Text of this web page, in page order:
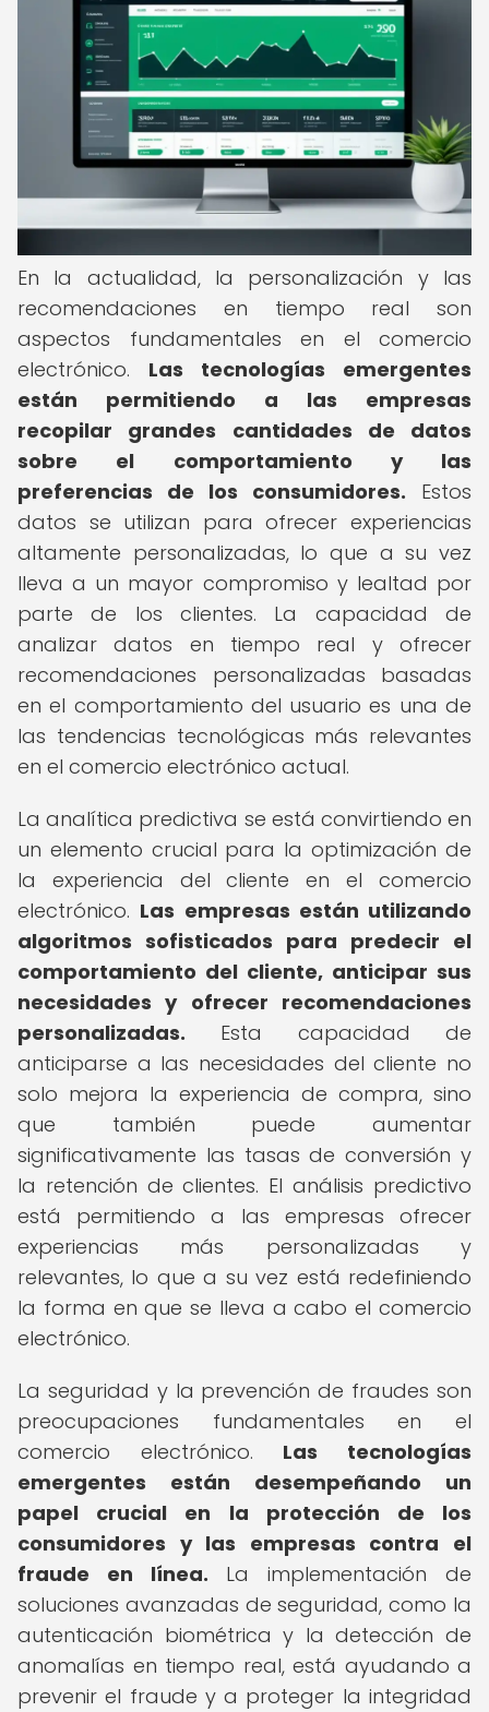
En la actualidad, la personalización y las
recomendaciones en tiempo real son
aspectos fundamentales en el comercio
electrónico. Las tecnologías emergentes
están permitiendo a las empresas
recopilar grandes cantidades de datos
sobre el comportamiento y las
preferencias de los consumidores. Estos
datos se utilizan para ofrecer experiencias
altamente personalizadas, lo que a su vez
lleva a un mayor compromiso y lealtad por
parte de los clientes. La capacidad de
analizar datos en tiempo real y ofrecer
recomendaciones personalizadas basadas
en el comportamiento del usuario es una de
las tendencias tecnológicas más relevantes
en el comercio electrónico actual.
La analítica predictiva se está convirtiendo en
un elemento crucial para la optimización de
la experiencia del cliente en el comercio
electrónico. Las empresas están utilizando
algoritmos sofisticados para predecir el
comportamiento del cliente, anticipar sus
necesidades y ofrecer recomendaciones
personalizadas. Esta capacidad de
anticiparse a las necesidades del cliente no
solo mejora la experiencia de compra, sino
que también puede aumentar
significativamente las tasas de conversión y
la retención de clientes. El análisis predictivo
está permitiendo a las empresas ofrecer
experiencias más personalizadas y
relevantes, lo que a su vez está redefiniendo
la forma en que se lleva a cabo el comercio
electrónico.
La seguridad y la prevención de fraudes son
preocupaciones fundamentales en el
comercio electrónico. Las tecnologías
emergentes están desempeñando un
papel crucial en la protección de los
consumidores y las empresas contra el
fraude en línea. La implementación de
soluciones avanzadas de seguridad, como la
autenticación biométrica y la detección de
anomalías en tiempo real, está ayudando a
prevenir el fraude y a proteger la integridad